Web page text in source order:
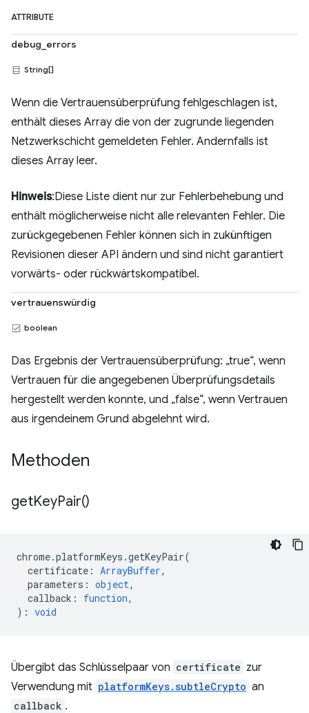
ATTRIBUTE
debug_errors
String[]
Wenn die Vertrauensüberprüfung fehlgeschlagen ist,
enthält dieses Array die von der zugrunde liegenden
Netzwerkschicht gemeldeten Fehler. Andernfalls ist
dieses Array leer.
Hinweis:Diese Liste dient nur zur Fehlerbehebung und
enthält möglicherweise nicht alle relevanten Fehler. Die
zurückgegebenen Fehler können sich in zukünftigen
Revisionen dieser API ändern und sind nicht garantiert
vorwärts- oder rückwärtskompatibel.
vertrauenswürdig
boolean
Das Ergebnis der Vertrauensüberprüfung: „true“, wenn
Vertrauen für die angegebenen Überprüfungsdetails
hergestellt werden konnte, und „false“, wenn Vertrauen
aus irgendeinem Grund abgelehnt wird.
Methoden
getKeyPair()
chrome.platformKeys .getKeyPair(
certificate : ArrayBuffer,
parameters : object,
callback : function,
) : void
Übergibt das Schlüsselpaar von certificate zur
Verwendung mit platformKeys.subtleCrypto an
callback .